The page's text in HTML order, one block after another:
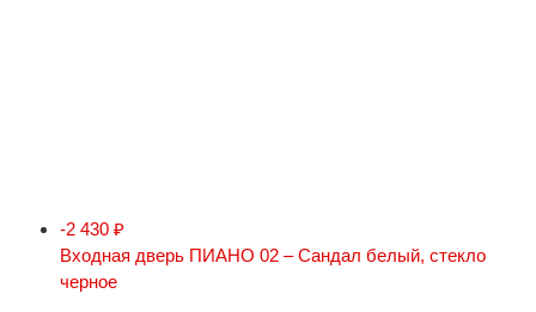
-2 430 ₽
Входная дверь ПИАНО 02 – Сандал белый, стекло
черное